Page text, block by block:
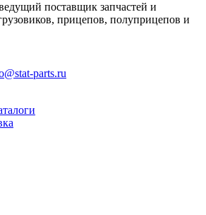
поставщик запчастей и
прицепов, полуприцепов и
parts.ru